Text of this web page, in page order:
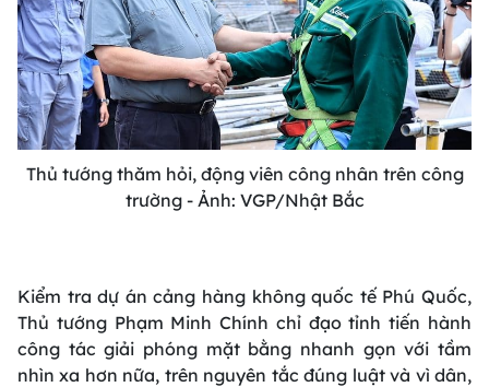
Thủ tướng thăm hỏi, động viên công nhân trên công
trường - Ảnh: VGP/Nhật Bắc
Kiểm tra dự án cảng hàng không quốc tế Phú Quốc,
Thủ tướng Phạm Minh Chính chỉ đạo tỉnh tiến hành
công tác giải phóng mặt bằng nhanh gọn với tầm
nhìn xa hơn nữa, trên nguyên tắc đúng luật và vì dân,